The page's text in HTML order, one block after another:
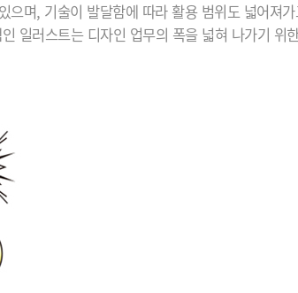
으며, 기술이 발달함에 따라 활용 범위도 넓어져
일러스트는 디자인 업무의 폭을 넓혀 나가기 위